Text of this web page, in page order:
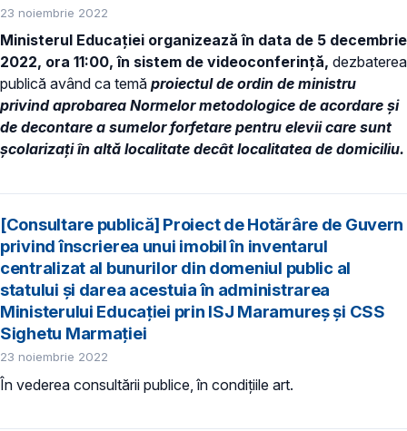
23 noiembrie 2022
Ministerul Educației organizează în data de 5 decembrie
2022, ora 11:00, în sistem de videoconferință, dezbaterea
publică având ca temă proiectul de ordin de ministru
privind aprobarea Normelor metodologice de acordare și
de decontare a sumelor forfetare pentru elevii care sunt
școlarizați în altă localitate decât localitatea de domiciliu.
[Consultare publică] Proiect de Hotărâre de Guvern
privind înscrierea unui imobil în inventarul
centralizat al bunurilor din domeniul public al
statului și darea acestuia în administrarea
Ministerului Educației prin ISJ Maramureș și CSS
Sighetu Marmației
23 noiembrie 2022
În vederea consultării publice, în condiţiile art.